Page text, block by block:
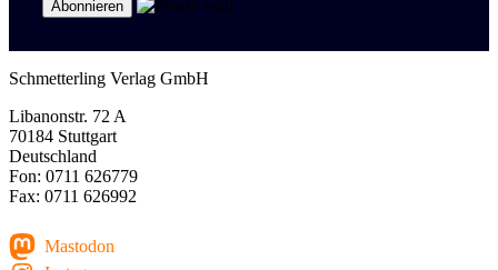
Schmetterling Verlag GmbH
Libanonstr. 72 A
70184 Stuttgart
Deutschland
Fon: 0711 626779
Fax: 0711 626992
Mastodon